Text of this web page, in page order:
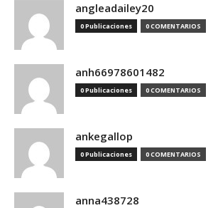
angleadailey20
0 Publicaciones 0 COMENTARIOS
anh66978601482
0 Publicaciones 0 COMENTARIOS
ankegallop
0 Publicaciones 0 COMENTARIOS
anna438728